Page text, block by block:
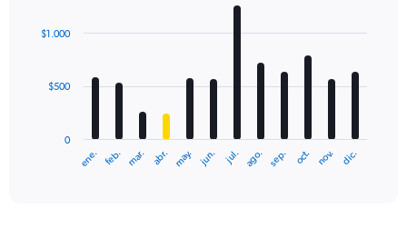
with
12
The
ene. feb. mar. abr. may. jun. jul. ago. sep. oct. nov. dic.
0
$500
$1.000